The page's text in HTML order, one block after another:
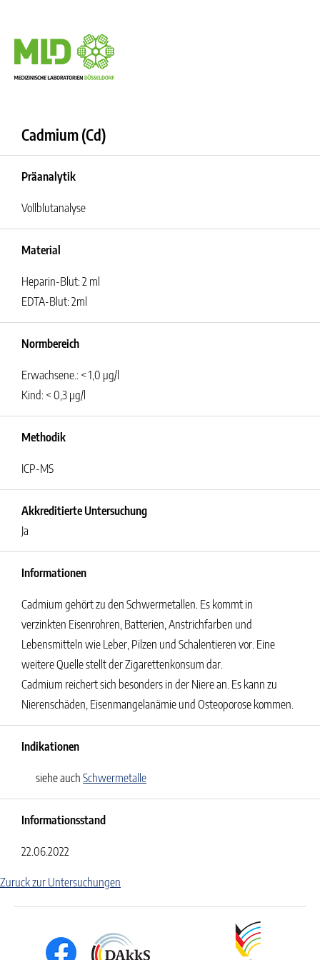
Cadmium (Cd)
Präanalytik
Vollblutanalyse
Material
Heparin-Blut: 2 ml
EDTA-Blut: 2ml
Normbereich
Erwachsene.: < 1,0 µg/l
Kind: < 0,3 µg/l
Methodik
ICP-MS
Akkreditierte Untersuchung
Ja
Informationen
Cadmium gehört zu den Schwermetallen. Es kommt in
verzinkten Eisenrohren, Batterien, Anstrichfarben und
Lebensmitteln wie Leber, Pilzen und Schalentieren vor. Eine
weitere Quelle stellt der Zigarettenkonsum dar.
Cadmium reichert sich besonders in der Niere an. Es kann zu
Nierenschäden, Eisenmangelanämie und Osteoporose kommen.
Indikationen
siehe auch Schwermetalle
Informationsstand
22.06.2022
Zuruck zur Untersuchungen